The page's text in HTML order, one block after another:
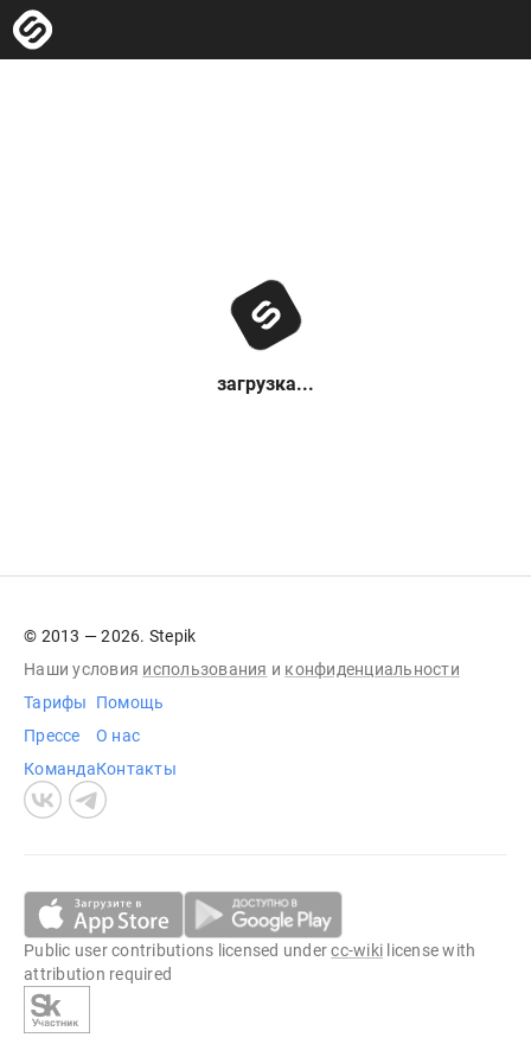
загрузка...
© 2013 — 2026. Stepik
Наши условия использования и конфиденциальности
Тарифы
Прессе
Команда
Помощь
О нас
Контакты
Public user contributions licensed undercc-wiki license with
attribution required